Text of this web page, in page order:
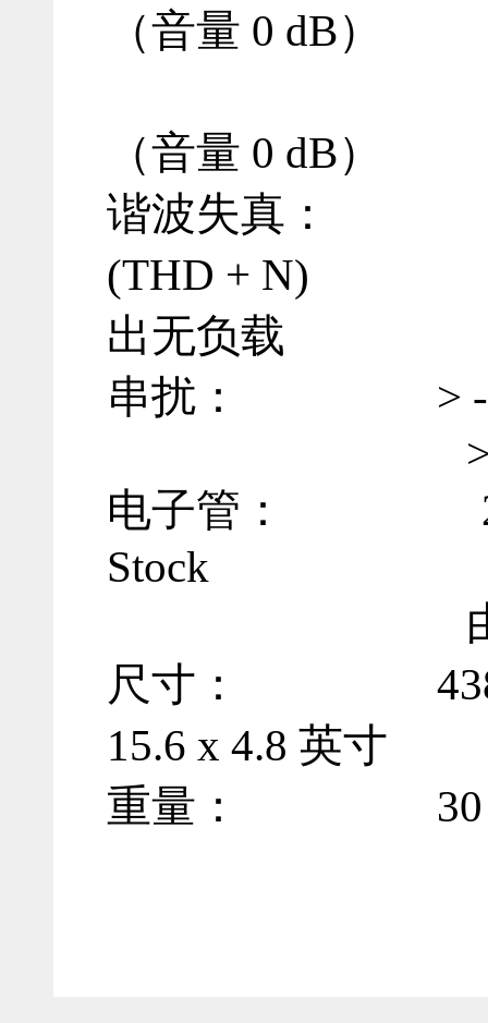
（音量 0 dB）
（音量 0 dB）
谐波失真： 见
(THD + N) @
出无负载
串扰： > -130
> -110 dB
电子管： 2 x
Stock
由 Nagra
尺寸： 438 x
15.6 x 4.8 英寸
重量：
30 kg /